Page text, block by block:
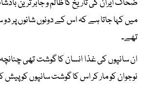
ضحاک ایران کی تاریخ کا ظالم و جابر ترین
میں کہا جاتا ہے کہ اس کے دونوں شانوں پر
تھے۔
ان سانپوں کی غذا انسان کا گوشت تھی
نوجوان کو مار کر اس کا گوشت سانپوں کو پیش